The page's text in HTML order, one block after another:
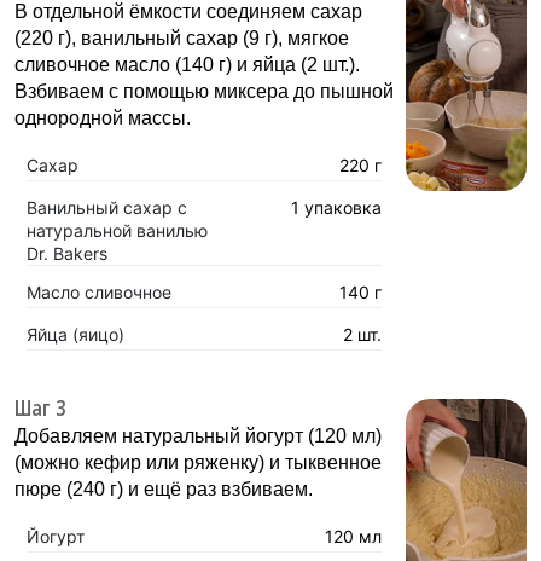
В отдельной ёмкости соединяем сахар
(220 г), ванильный сахар (9 г), мягкое
сливочное масло (140 г) и яйца (2 шт.).
Взбиваем с помощью миксера до пышной
однородной массы.
Сахар 220 г
Ванильный сахар с
натуральной ванилью
Dr. Bakers
1 упаковка
Масло сливочное 140 г
Яйца (яицо) 2 шт.
Шаг 3
Добавляем натуральный йогурт (120 мл)
(можно кефир или ряженку) и тыквенное
пюре (240 г) и ещё раз взбиваем.
Йогурт 120 мл